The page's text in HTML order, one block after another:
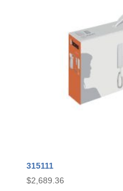
315111
$2,689.36